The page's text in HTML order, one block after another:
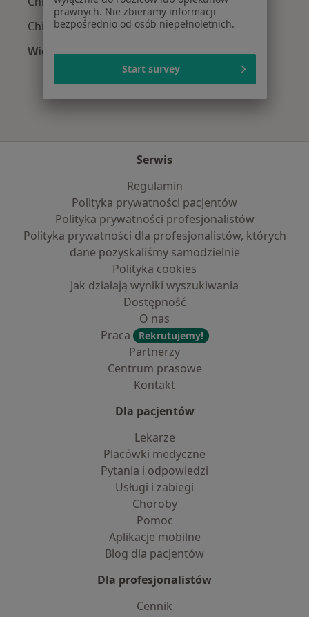
Chirurdzy z Medica Polska w Katowicach
Więcej (13)
Więcej w kategorii: Najpopularniejsze
Serwis
Regulamin
Polityka prywatności pacjentów
Polityka prywatności profesjonalistów
Polityka prywatności dla profesjonalistów, których
dane pozyskaliśmy samodzielnie
Polityka cookies
Jak działają wyniki wyszukiwania
Dostępność
O nas
Praca
Rekrutujemy!
Partnerzy
Centrum prasowe
Kontakt
Dla pacjentów
Lekarze
Placówki medyczne
Pytania i odpowiedzi
Usługi i zabiegi
Choroby
Pomoc
Aplikacje mobilne
Blog dla pacjentów
Dla profesjonalistów
Cennik
prawnych. Nie zbieramy informacji
bezpośrednio od osób niepełnoletnich.
Start survey